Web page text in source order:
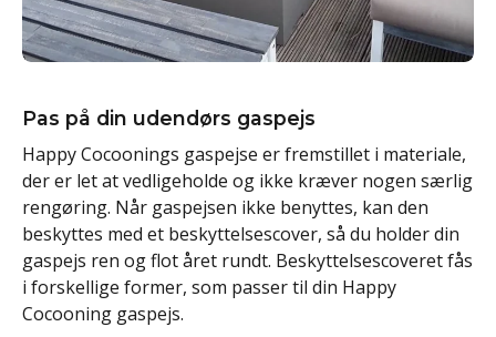
Pas på din udendørs gaspejs
Happy Cocoonings gaspejse er fremstillet i materiale,
der er let at vedligeholde og ikke kræver nogen særlig
rengøring. Når gaspejsen ikke benyttes, kan den
beskyttes med et beskyttelsescover, så du holder din
gaspejs ren og flot året rundt. Beskyttelsescoveret fås
i forskellige former, som passer til din Happy
Cocooning gaspejs.